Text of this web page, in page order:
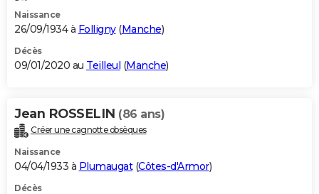
Naissance
26/09/1934 à Folligny(Manche)
Décès
09/01/2020 au Teilleul (Manche)
Jean ROSSELIN (86 ans)
Créer une cagnotte obsèques
Naissance
04/04/1933 à Plumaugat(Côtes-d'Armor)
Décès